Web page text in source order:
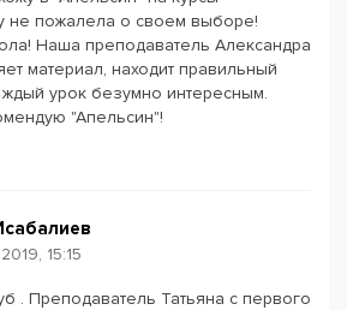
не пожалела о своем выборе!
Наша преподаватель Александра
материал, находит правильный
урок безумно интересным.
"Апельсин"!
15:15
. Преподаватель Татьяна с первого